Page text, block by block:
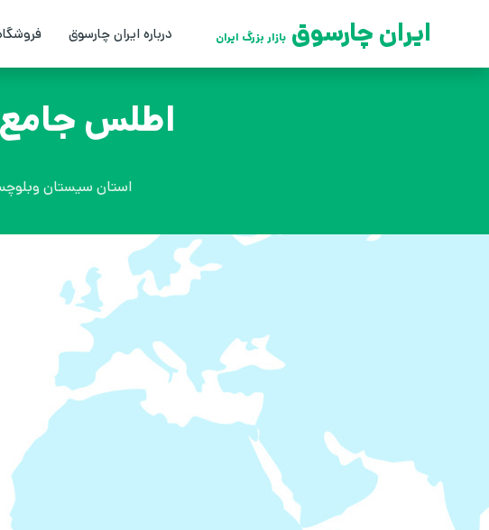
ایران چارسوق بازار بزرگ ایران درباره ایران چارسوق
اطلس جامع
استان سیستان